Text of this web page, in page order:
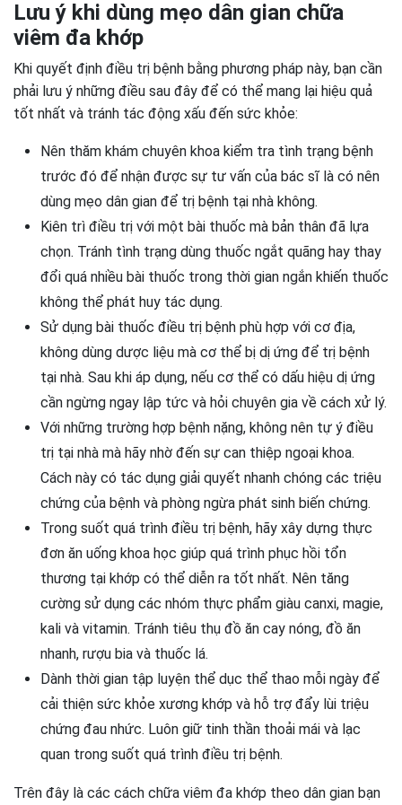
Lưu ý khi dùng mẹo dân gian chữa
viêm đa khớp
Khi quyết định điều trị bệnh bằng phương pháp này, bạn cần
phải lưu ý những điều sau đây để có thể mang lại hiệu quả
tốt nhất và tránh tác động xấu đến sức khỏe:
Nên thăm khám chuyên khoa kiểm tra tình trạng bệnh
trước đó để nhận được sự tư vấn của bác sĩ là có nên
dùng mẹo dân gian để trị bệnh tại nhà không.
Kiên trì điều trị với một bài thuốc mà bản thân đã lựa
chọn. Tránh tình trạng dùng thuốc ngắt quãng hay thay
đổi quá nhiều bài thuốc trong thời gian ngắn khiến thuốc
không thể phát huy tác dụng.
Sử dụng bài thuốc điều trị bệnh phù hợp với cơ địa,
không dùng dược liệu mà cơ thể bị dị ứng để trị bệnh
tại nhà. Sau khi áp dụng, nếu cơ thể có dấu hiệu dị ứng
cần ngừng ngay lập tức và hỏi chuyên gia về cách xử lý.
Với những trường hợp bệnh nặng, không nên tự ý điều
trị tại nhà mà hãy nhờ đến sự can thiệp ngoại khoa.
Cách này có tác dụng giải quyết nhanh chóng các triệu
chứng của bệnh và phòng ngừa phát sinh biến chứng.
Trong suốt quá trình điều trị bệnh, hãy xây dựng thực
đơn ăn uống khoa học giúp quá trình phục hồi tổn
thương tại khớp có thể diễn ra tốt nhất. Nên tăng
cường sử dụng các nhóm thực phẩm giàu canxi, magie,
kali và vitamin. Tránh tiêu thụ đồ ăn cay nóng, đồ ăn
nhanh, rượu bia và thuốc lá.
Dành thời gian tập luyện thể dục thể thao mỗi ngày để
cải thiện sức khỏe xương khớp và hỗ trợ đẩy lùi triệu
chứng đau nhức. Luôn giữ tinh thần thoải mái và lạc
quan trong suốt quá trình điều trị bệnh.
Trên đây là các cách chữa viêm đa khớp theo dân gian bạn